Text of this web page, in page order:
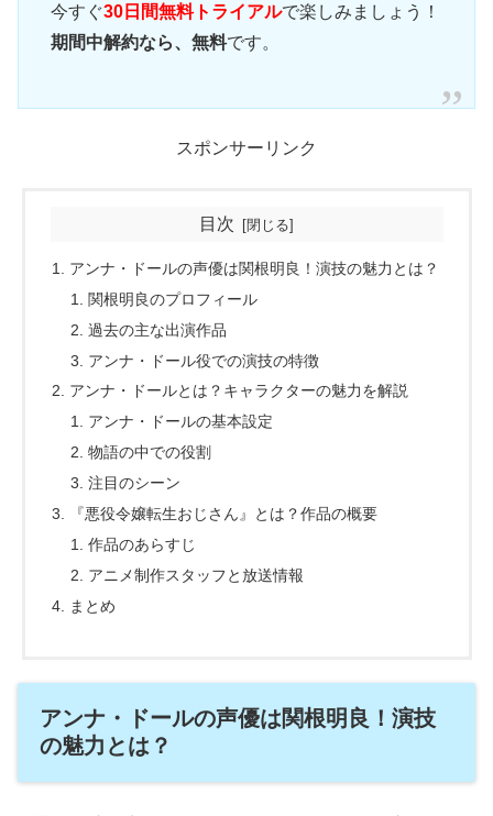
今すぐ30日間無料トライアルで楽しみましょう！
期間中解約なら、無料です。
スポンサーリンク
目次
アンナ・ドールの声優は関根明良！演技の魅力とは？
関根明良のプロフィール
過去の主な出演作品
アンナ・ドール役での演技の特徴
アンナ・ドールとは？キャラクターの魅力を解説
アンナ・ドールの基本設定
物語の中での役割
注目のシーン
『悪役令嬢転生おじさん』とは？作品の概要
作品のあらすじ
アニメ制作スタッフと放送情報
まとめ
アンナ・ドールの声優は関根明良！演技
の魅力とは？